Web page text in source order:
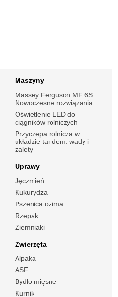
Maszyny
Massey Ferguson MF 6S.
Nowoczesne rozwiązania
Oświetlenie LED do
ciągników rolniczych
Przyczepa rolnicza w
układzie tandem: wady i
zalety
Uprawy
Jęczmień
Kukurydza
Pszenica ozima
Rzepak
Ziemniaki
Zwierzęta
Alpaka
ASF
Bydło mięsne
Kurnik